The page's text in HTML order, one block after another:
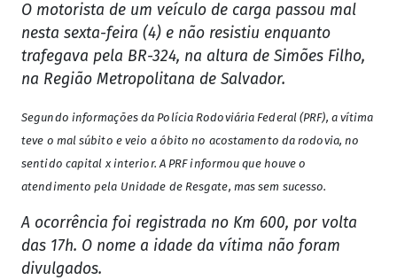
O motorista de um veículo de carga passou mal
nesta sexta-feira (4) e não resistiu enquanto
trafegava pela BR-324, na altura de Simões Filho,
na Região Metropolitana de Salvador.
Segundo informações da Polícia Rodoviária Federal (PRF), a vítima
teve o mal súbito e veio a óbito no acostamento da rodovia, no
sentido capital x interior. A PRF informou que houve o
atendimento pela Unidade de Resgate, mas sem sucesso.
A ocorrência foi registrada no Km 600, por volta
das 17h. O nome a idade da vítima não foram
divulgados.